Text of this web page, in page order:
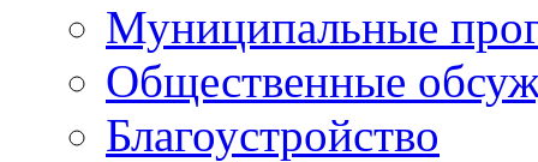
Муниципальные
Общественные
Благоустройство